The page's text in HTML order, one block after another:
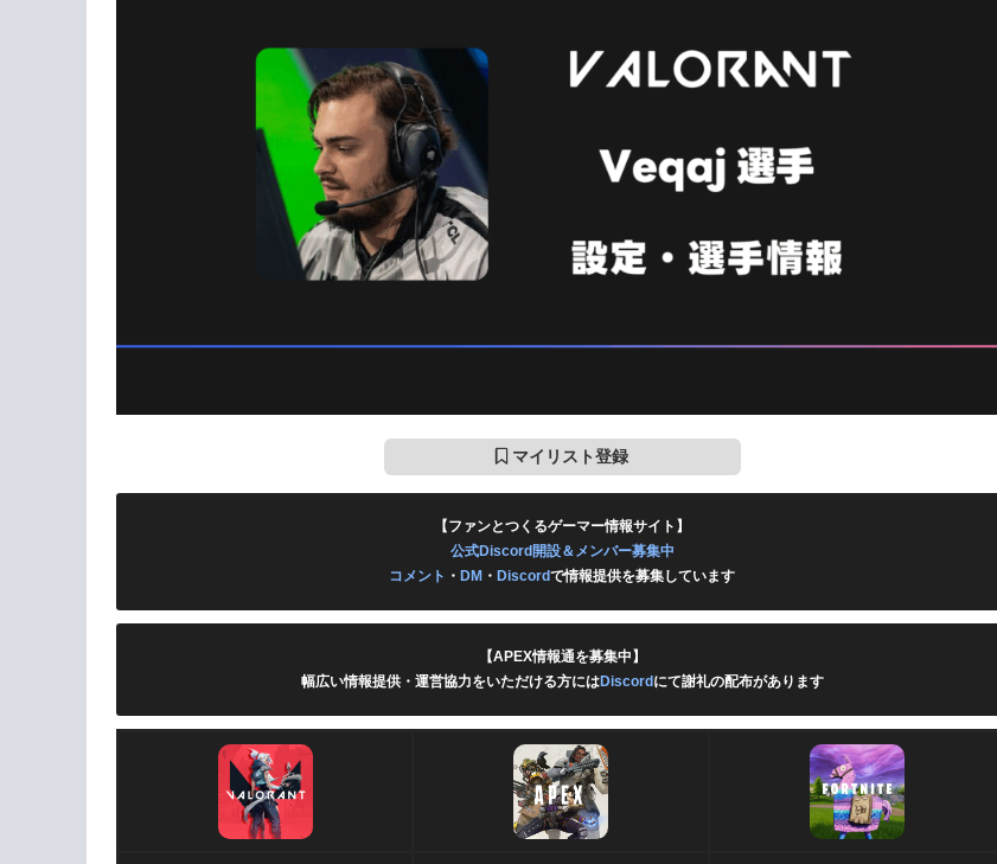
マイリスト登録
【ファンとつくるゲーマー情報サイト】
公式Discord開設＆メンバー募集中
コメント ・ DM ・ Discordで情報提供を募集しています
【APEX情報通を募集中】
幅広い情報提供・運営協力をいただける方にはDiscord にて謝礼の配布があります